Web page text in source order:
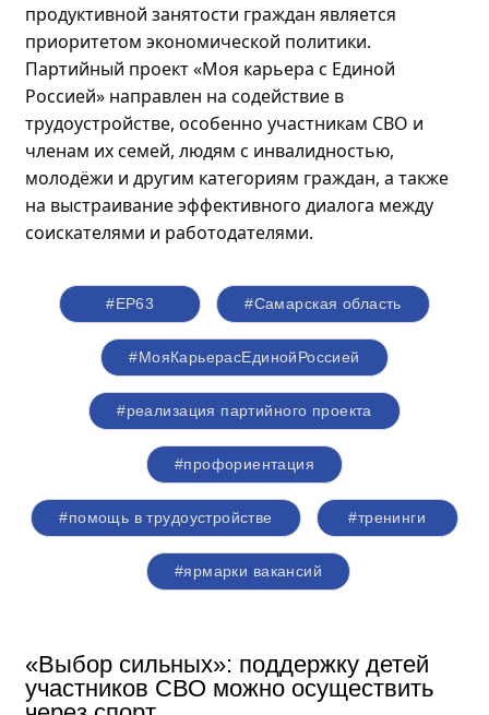
продуктивной занятости граждан является
приоритетом экономической политики.
Партийный проект «Моя карьера с Единой
Россией» направлен на содействие в
трудоустройстве, особенно участникам СВО и
членам их семей, людям с инвалидностью,
молодёжи и другим категориям граждан, а также
на выстраивание эффективного диалога между
соискателями и работодателями.
#ЕР63 #Самарская область
#МояКарьерасЕдинойРоссией
#реализация партийного проекта
#профориентация
#помощь в трудоустройстве #тренинги
#ярмарки вакансий
«Выбор сильных»: поддержку детей
участников СВО можно осуществить